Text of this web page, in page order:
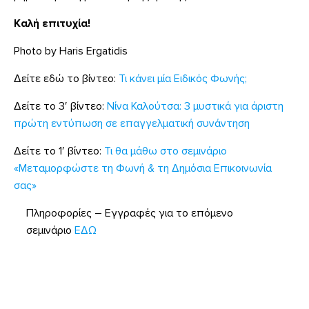
Καλή επιτυχία!
Photo by Haris Ergatidis
Δείτε εδώ το βίντεο: Τι κάνει μία Ειδικός Φωνής;
Δείτε το 3′ βίντεο: Νίνα Καλούτσα: 3 μυστικά για άριστη
πρώτη εντύπωση σε επαγγελματική συνάντηση
Δείτε το 1′ βίντεο: Τι θα μάθω στο σεμινάριο
«Μεταμορφώστε τη Φωνή & τη Δημόσια Επικοινωνία
σας»
Πληροφορίες – Εγγραφές για το επόμενο
σεμινάριο ΕΔΩ